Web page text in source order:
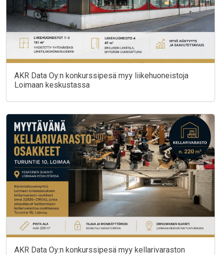
AKR Data Oy:n konkurssipesä myy liikehuoneistoja
Loimaan keskustassa
AKR Data Oy:n konkurssipesä myy kellarivaraston